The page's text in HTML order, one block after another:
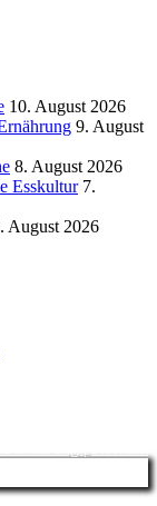
10. August 2026
9. August
8. August 2026
Esskultur 7.
August 2026